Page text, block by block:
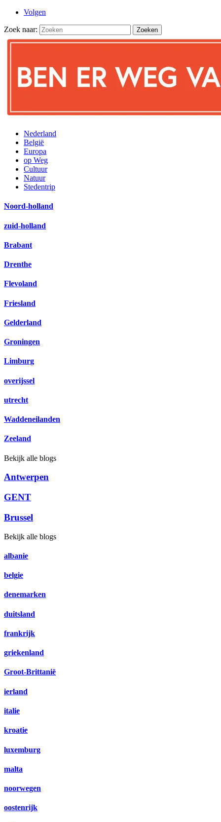
Volgen
Zoek naar:
Nederland
België
Europa
op Weg
Cultuur
Natuur
Stedentrip
Noord-holland
zuid-holland
Brabant
Drenthe
Flevoland
Friesland
Gelderland
Groningen
Limburg
overijssel
utrecht
Waddeneilanden
Zeeland
Bekijk alle blogs
Antwerpen
GENT
Brussel
Bekijk alle blogs
albanie
belgie
denemarken
duitsland
frankrijk
griekenland
Groot-Brittanië
ierland
italie
kroatie
luxemburg
malta
noorwegen
oostenrijk